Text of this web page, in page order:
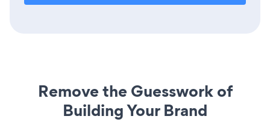
Remove the Guesswork of
Building Your Brand